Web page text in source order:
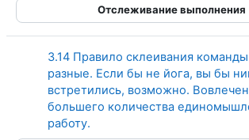
Отслеживание выполнения
3.14 Правило склеивания
разные. Если бы не йога, вы бы
встретились, возможно.
большего количества
работу.